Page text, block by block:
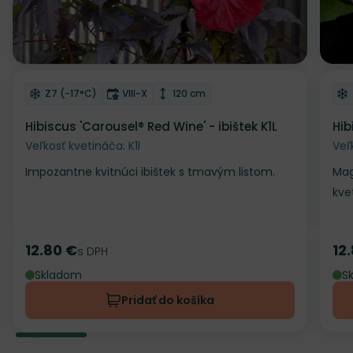
Odober do zoznamu želaní
Mrazuvzdornosť
Z7 (-17°C) Doba kvitnutia
VIII-X Výška rastliny
120 cm
Hibiscus 'Carousel® Red Wine' - ibištek K1L
Veľkosť kvetináča: K1l
Impozantne kvitnúci ibištek s tmavým listom.
Cena
12.80 €s DPH
Skladom
Pridať do košíka